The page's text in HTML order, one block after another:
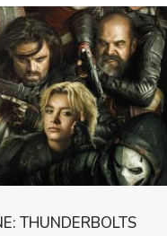
THUNDERBOLTS